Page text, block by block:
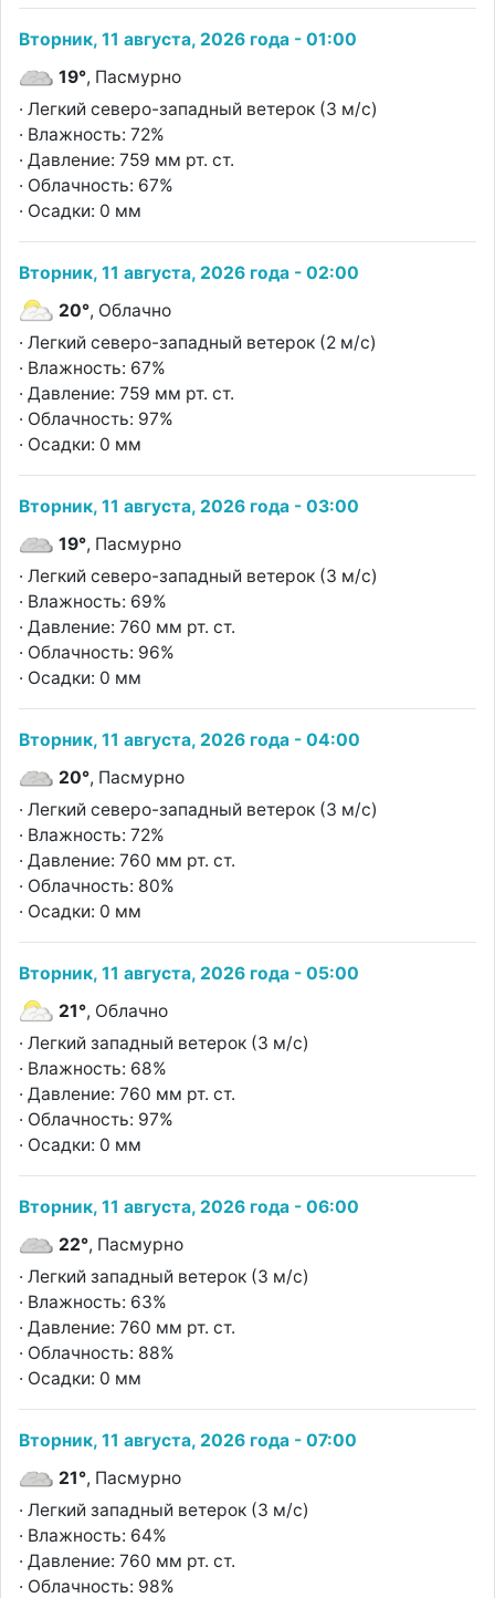
Вторник, 11 августа, 2026 года - 01:00
19°, Пасмурно
· Легкий северо-западный ветерок (3 м/с)
· Влажность: 72%
· Давление: 759 мм рт. ст.
· Облачность: 67%
· Осадки: 0 мм
Вторник, 11 августа, 2026 года - 02:00
20°, Облачно
· Легкий северо-западный ветерок (2 м/с)
· Влажность: 67%
· Давление: 759 мм рт. ст.
· Облачность: 97%
· Осадки: 0 мм
Вторник, 11 августа, 2026 года - 03:00
19°, Пасмурно
· Легкий северо-западный ветерок (3 м/с)
· Влажность: 69%
· Давление: 760 мм рт. ст.
· Облачность: 96%
· Осадки: 0 мм
Вторник, 11 августа, 2026 года - 04:00
20°, Пасмурно
· Легкий северо-западный ветерок (3 м/с)
· Влажность: 72%
· Давление: 760 мм рт. ст.
· Облачность: 80%
· Осадки: 0 мм
Вторник, 11 августа, 2026 года - 05:00
21°, Облачно
· Легкий западный ветерок (3 м/с)
· Влажность: 68%
· Давление: 760 мм рт. ст.
· Облачность: 97%
· Осадки: 0 мм
Вторник, 11 августа, 2026 года - 06:00
22°, Пасмурно
· Легкий западный ветерок (3 м/с)
· Влажность: 63%
· Давление: 760 мм рт. ст.
· Облачность: 88%
· Осадки: 0 мм
Вторник, 11 августа, 2026 года - 07:00
21°, Пасмурно
· Легкий западный ветерок (3 м/с)
· Влажность: 64%
· Давление: 760 мм рт. ст.
· Облачность: 98%